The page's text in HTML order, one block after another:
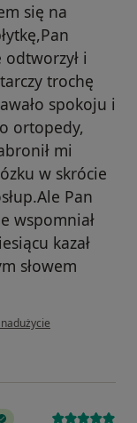
się na
odtworzył i
trochę
spokoju i
ortopedy,
mi
w skrócie
Pan
wspomniał
kazał
słowem
użytkownika Młody
nadużycie